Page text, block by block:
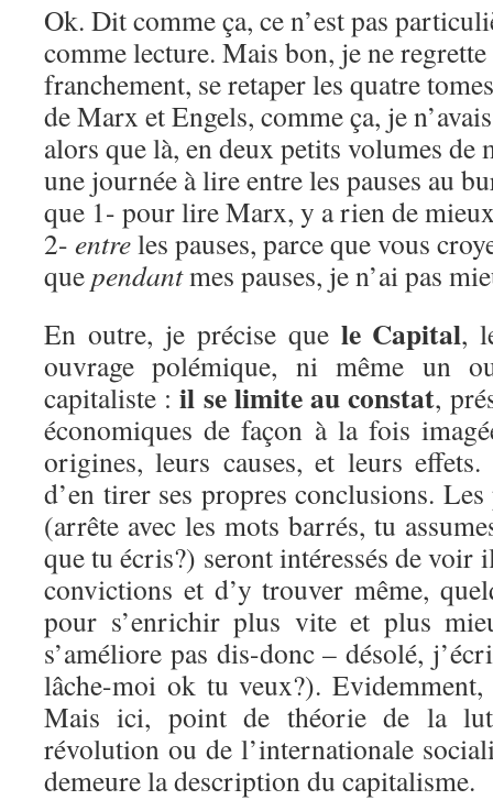
Ok. Dit comme ça, ce n’est pas
comme lecture. Mais bon, je ne regrette
franchement, se retaper les quatre
de Marx et Engels, comme ça, je
alors que là, en deux petits volumes de
une journée à lire entre les pauses au
que 1- pour lire Marx, y a rien de
2- entreles pauses, parce que vous
quependantmes pauses, je n’ai pas
En outre, je précise que le Capital,
ouvrage polémique, ni même un
capitaliste :il se limite au constat,
économiques de façon à la fois
origines, leurs causes, et leurs
d’en tirer ses propres conclusions.
(arrête avec les mots barrés, tu
que tu écris?) seront intéressés de voir
convictions et d’y trouver même,
pour s’enrichir plus vite et plus
s’améliore pas dis-donc – désolé,
lâche-moi ok tu veux?).
Mais ici, point de théorie de la
révolution ou de l’internationale
demeure la description du capitalisme.